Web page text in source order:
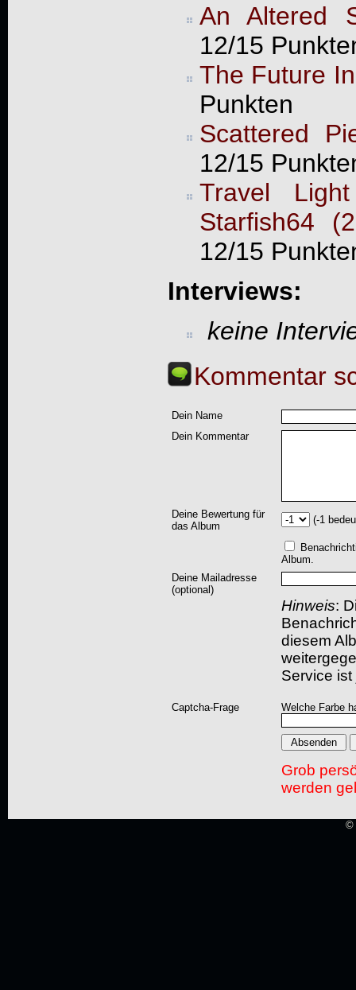
An Altered
12/15
The Future
Punkten
Scattered
12/15
Travel
Starfish64
12/15
Interviews:
keine
Kommentar
Dein Name
Dein Kommentar
Deine Bewertung für
das Album
(-1
Album.
Deine Mailadresse
(optional)
Hinweis:
diesem
Service
Captcha-Frage Welche Farbe
Grob
werden
©